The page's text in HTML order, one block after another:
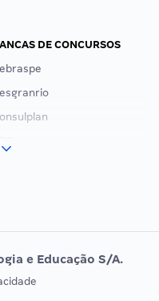
DE CONCURSOS
DE ORDEM
e Educação S/A.